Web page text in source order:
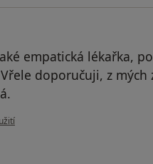
empatická lékařka,
doporučuji, z mých
Pacient